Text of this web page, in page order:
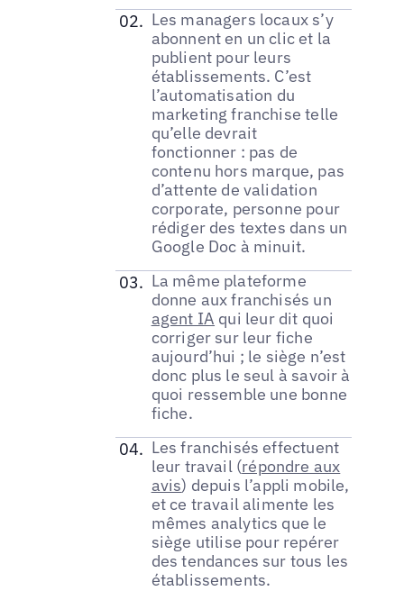
Les managers locaux s’y
abonnent en un clic et la
publient pour leurs
établissements. C’est
l’automatisation du
marketing franchise telle
qu’elle devrait
fonctionner : pas de
contenu hors marque, pas
d’attente de validation
corporate, personne pour
rédiger des textes dans un
Google Doc à minuit.
La même plateforme
donne aux franchisés un
agent IA qui leur dit quoi
corriger sur leur fiche
aujourd’hui ; le siège n’est
donc plus le seul à savoir à
quoi ressemble une bonne
fiche.
Les franchisés effectuent
leur travail (répondre aux
avis) depuis l’appli mobile,
et ce travail alimente les
mêmes analytics que le
siège utilise pour repérer
des tendances sur tous les
établissements.